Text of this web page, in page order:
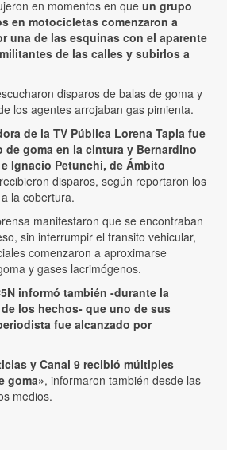
en momentos en que un grupo
en motocicletas comenzaron a
una de las esquinas con el aparente
de las calles y subirlos a
disparos de balas de goma y
los agentes arrojaban gas pimienta.
de la TV Pública Lorena Tapia fue
de goma en la cintura y Bernardino
Ignacio Petunchi, de Ámbito
disparos, según reportaron los
la cobertura.
manifestaron que se encontraban
sin interrumpir el transito vehicular,
comenzaron a aproximarse
y gases lacrimógenos.
informó también -durante la
los hechos- que uno de sus
fue alcanzado por
y Canal 9 recibió múltiples
goma», informaron también desde las
medios.